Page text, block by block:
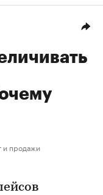
и продажи